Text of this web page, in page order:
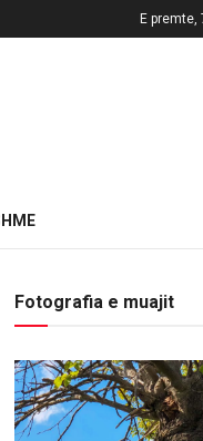
E premte,
Fotografia e muajit